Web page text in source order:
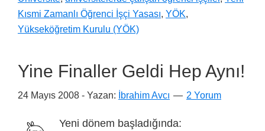
Kısmi Zamanlı Öğrenci İşçi Yasası, YÖK,
Yükseköğretim Kurulu (YÖK)
Yine Finaller Geldi Hep Aynı!
24 Mayıs 2008 - Yazan: İbrahim Avcı 2 Yorum
Yeni dönem başladığında: